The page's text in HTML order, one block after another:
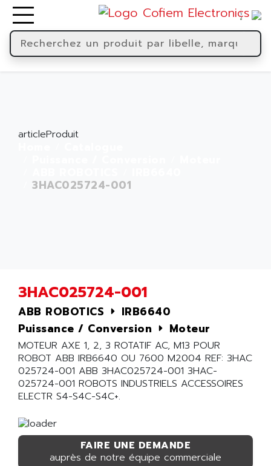
articleProduit
3HAC025724-001
3HAC025724-001
ABB ROBOTICS
IRB6640
Puissance / Conversion
Moteur
MOTEUR AXE 1, 2, 3 ROTATIF AC, M13 POUR
ROBOT ABB IRB6640 OU 7600 M2004 REF: 3HAC
025724-001 ABB 3HAC025724-001 3HAC-
025724-001 ROBOTS INDUSTRIELS ACCESSOIRES
ELECTR S4-S4C-S4C+.
FAIRE UNE DEMANDE
auprès de notre équipe commerciale